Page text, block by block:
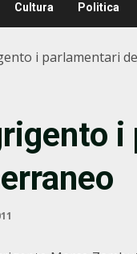
Cultura Politica
i parlamentari
i